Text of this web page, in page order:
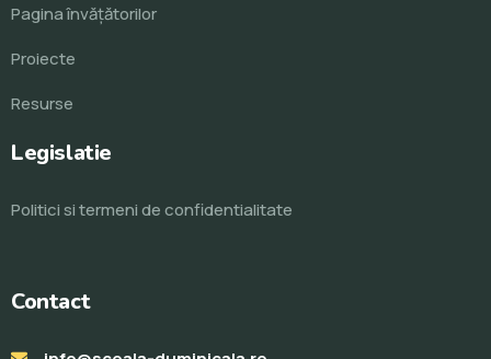
Pagina învăţătorilor
Proiecte
Resurse
Legislatie
Politici si termeni de confidentialitate
Contact